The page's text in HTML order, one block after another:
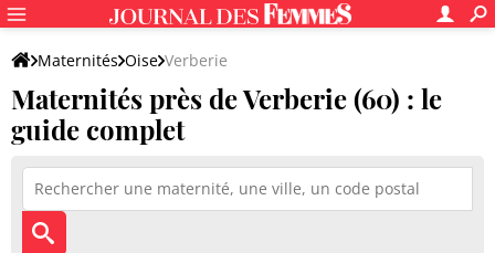
Maternités Oise Verberie
Maternités près de Verberie (60) : le
guide complet